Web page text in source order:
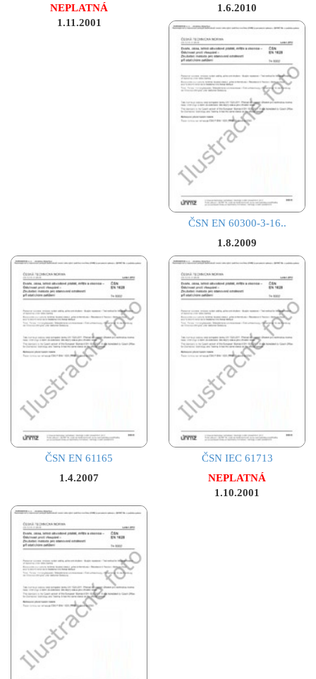
NEPLATNÁ
1.11.2001
1.6.2010
ČSN EN 60300-3-16..
1.8.2009
ČSN EN 61165
1.4.2007
ČSN IEC 61713
NEPLATNÁ
1.10.2001